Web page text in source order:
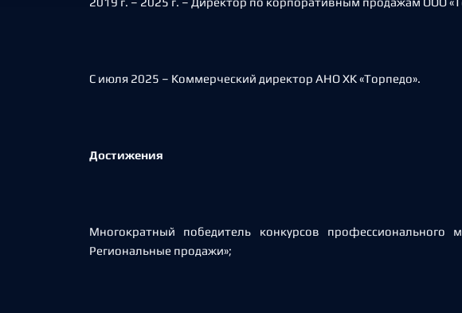
С июля 2025 – Коммерческий директор АНО ХК «Торпедо».
Достижения
Многократный победитель конкурсов профессионального
Региональные продажи»;